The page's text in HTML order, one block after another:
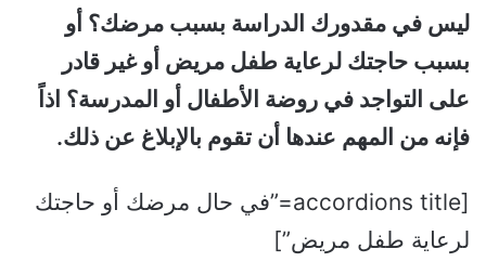
ليس في مقدورك الدراسة بسبب مرضك؟ أو
بسبب حاجتك لرعاية طفل مريض أو غير قادر
على التواجد في روضة الأطفال أو المدرسة؟ اذاً
فإنه من المهم عندها أن تقوم بالإبلاغ عن ذلك.
[accordions title=”في حال مرضك أو حاجتك
لرعاية طفل مريض”]